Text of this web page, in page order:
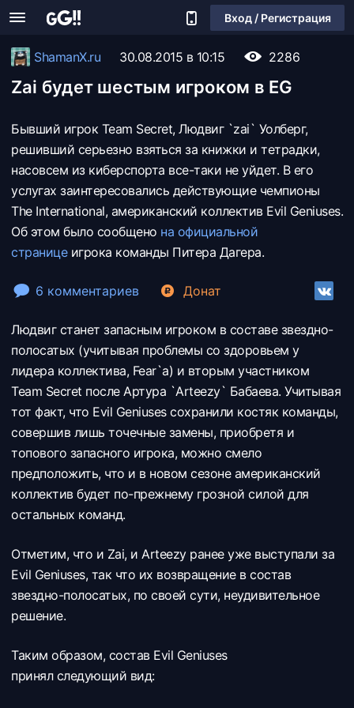
Вход / Регистрация
ShamanX.ru 30.08.2015 в 10:15 2286
Zai будет шестым игроком в EG
Бывший игрок Team Secret, Людвиг `zai` Уолберг,
решивший серьезно взяться за книжки и тетрадки,
насовсем из киберспорта все-таки не уйдет. В его
услугах заинтересовались действующие чемпионы
The International, американский коллектив Evil Geniuses.
Об этом было сообщено на официальной
страницеигрока команды Питера Дагера.
6 комментариев Донат
Людвиг станет запасным игроком в составе звездно-
полосатых (учитывая проблемы со здоровьем у
лидера коллектива, Fear`а) и вторым участником
Team Secret после Артура `Arteezy` Бабаева. Учитывая
тот факт, что Evil Geniuses сохранили костяк команды,
совершив лишь точечные замены, приобретя и
топового запасного игрока, можно смело
предположить, что и в новом сезоне американский
коллектив будет по-прежнему грозной силой для
остальных команд.
Отметим, что и Zai, и Arteezy ранее уже выступали за
Evil Geniuses, так что их возвращение в состав
звездно-полосатых, по своей сути, неудивительное
решение.
Таким образом, состав Evil Geniuses
принял следующий вид: